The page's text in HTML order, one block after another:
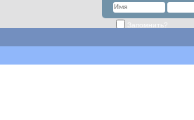
Запомнить?